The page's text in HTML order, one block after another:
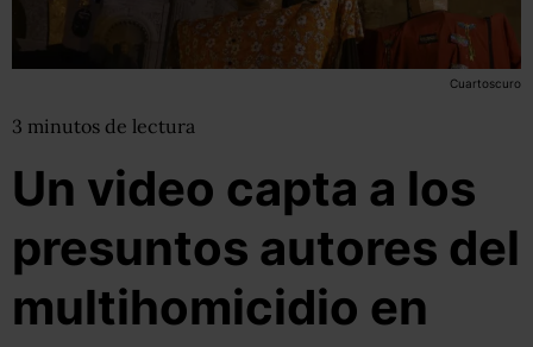
Cuartoscuro
3 minutos de lectura
Un video capta a los
presuntos autores del
multihomicidio en